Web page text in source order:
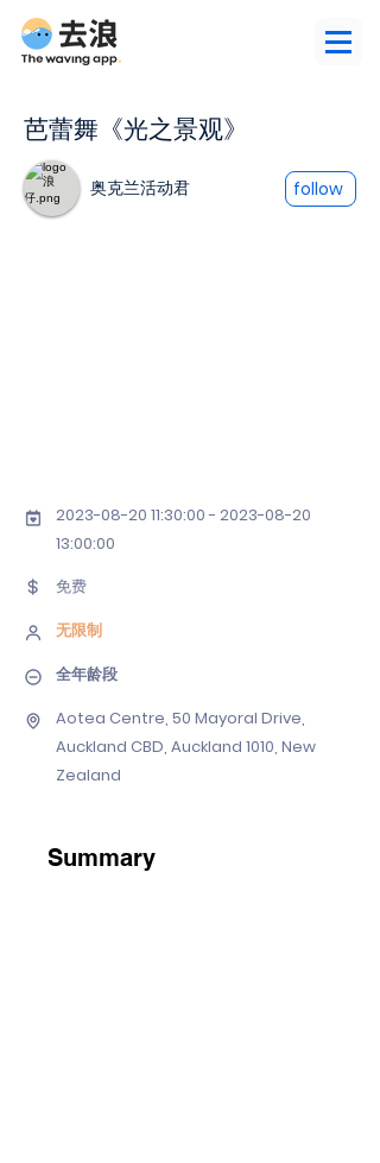
芭蕾舞《光之景观》
奥克兰活动君 follow
2023-08-20 11:30:00 - 2023-08-20
13:00:00
免费
无限制
全年龄段
Aotea Centre, 50 Mayoral Drive,
Auckland CBD, Auckland 1010, New
Zealand
Summary